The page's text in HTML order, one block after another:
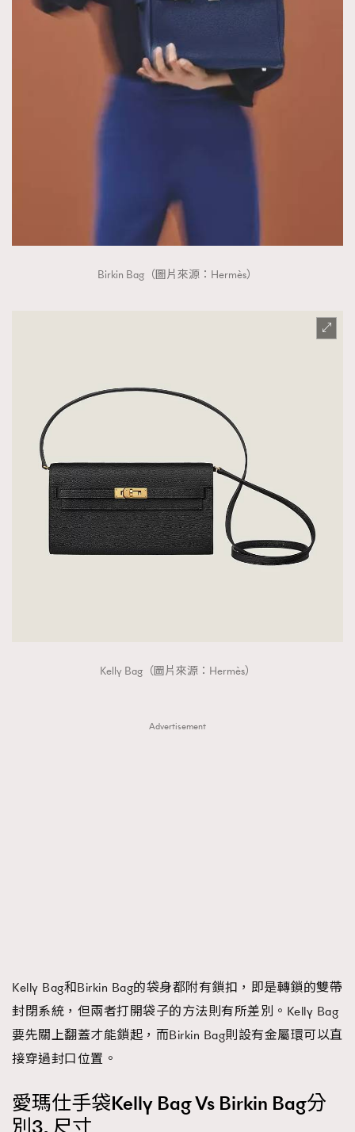
AFrenchMind
DressLikeAParisienne
EmpowerF
FashionWeek FigaroAesthetic
Birkin Bag（圖片來源：Hermès）
Kelly Bag（圖片來源：Hermès）
Advertisement
Kelly Bag和Birkin Bag的袋身都附有鎖扣，即是轉鎖的雙帶
封閉系統，但兩者打開袋子的方法則有所差別。Kelly Bag
要先關上翻蓋才能鎖起，而Birkin Bag則設有金屬環可以直
接穿過封口位置。
愛瑪仕手袋Kelly Bag Vs Birkin Bag分